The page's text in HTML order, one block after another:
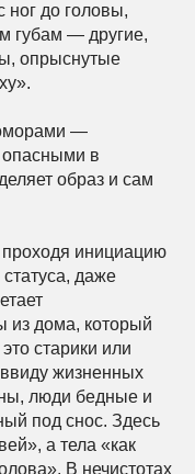
ног до головы,
губам — другие,
опрыснутые
—
опасными в
образ и сам
проходя инициацию
даже
из дома, который
старики или
жизненных
люди бедные и
под снос. Здесь
а тела «как
В нечистотах